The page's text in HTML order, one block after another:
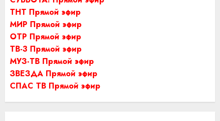
ТНТ Прямой эфир
МИР Прямой эфир
ОТР Прямой эфир
ТВ-3 Прямой эфир
МУЗ-ТВ Прямой эфир
ЗВЕЗДА Прямой эфир
СПАС ТВ Прямой эфир